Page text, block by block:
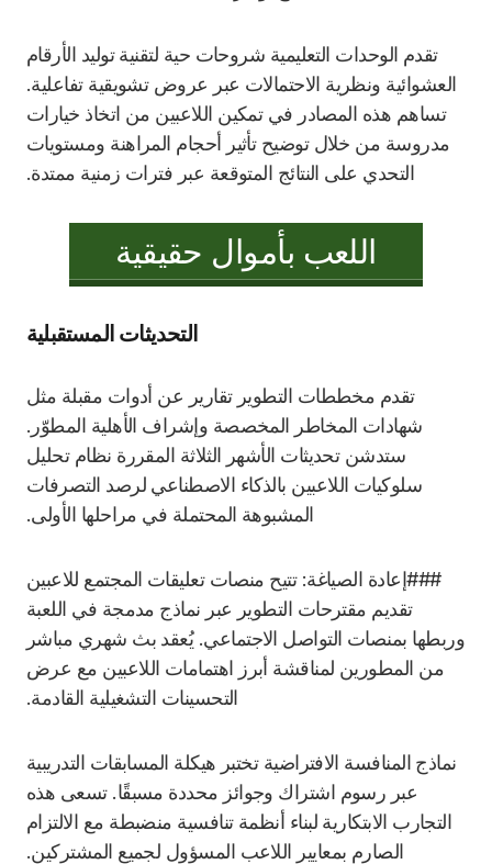
تقدم الوحدات التعليمية شروحات حية لتقنية توليد الأرقام
العشوائية ونظرية الاحتمالات عبر عروض تشويقية تفاعلية.
تساهم هذه المصادر في تمكين اللاعبين من اتخاذ خيارات
مدروسة من خلال توضيح تأثير أحجام المراهنة ومستويات
التحدي على النتائج المتوقعة عبر فترات زمنية ممتدة.
اللعب بأموال حقيقية
التحديثات المستقبلية
تقدم مخططات التطوير تقارير عن أدوات مقبلة مثل
شهادات المخاطر المخصصة وإشراف الأهلية المطوّر.
ستدشن تحديثات الأشهر الثلاثة المقررة نظام تحليل
سلوكيات اللاعبين بالذكاء الاصطناعي لرصد التصرفات
المشبوهة المحتملة في مراحلها الأولى.
###إعادة الصياغة: تتيح منصات تعليقات المجتمع للاعبين
تقديم مقترحات التطوير عبر نماذج مدمجة في اللعبة
وربطها بمنصات التواصل الاجتماعي. يُعقد بث شهري مباشر
من المطورين لمناقشة أبرز اهتمامات اللاعبين مع عرض
التحسينات التشغيلية القادمة.
نماذج المنافسة الافتراضية تختبر هيكلة المسابقات التدريبية
عبر رسوم اشتراك وجوائز محددة مسبقًا. تسعى هذه
التجارب الابتكارية لبناء أنظمة تنافسية منضبطة مع الالتزام
الصارم بمعايير اللاعب المسؤول لجميع المشتركين.